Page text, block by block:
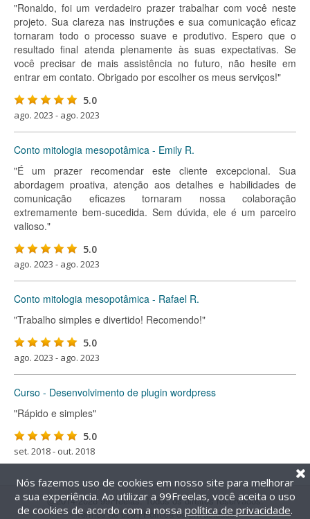
"Ronaldo, foi um verdadeiro prazer trabalhar com você neste
projeto. Sua clareza nas instruções e sua comunicação eficaz
tornaram todo o processo suave e produtivo. Espero que o
resultado final atenda plenamente às suas expectativas. Se
você precisar de mais assistência no futuro, não hesite em
entrar em contato. Obrigado por escolher os meus serviços!"
5.0
ago. 2023 - ago. 2023
Conto mitologia mesopotâmica - Emily R.
"É um prazer recomendar este cliente excepcional. Sua
abordagem proativa, atenção aos detalhes e habilidades de
comunicação eficazes tornaram nossa colaboração
extremamente bem-sucedida. Sem dúvida, ele é um parceiro
valioso."
5.0
ago. 2023 - ago. 2023
Conto mitologia mesopotâmica - Rafael R.
"Trabalho simples e divertido! Recomendo!"
5.0
ago. 2023 - ago. 2023
Curso - Desenvolvimento de plugin wordpress
"Rápido e simples"
5.0
set. 2018 - out. 2018
@2014-2026 99Freelas. Todos os direitos reservados.
Termos de uso| Política de privacidade
Nós fazemos uso de cookies em nosso site para melhorar
a sua experiência. Ao utilizar a 99Freelas, você aceita o uso
de cookies de acordo com a nossa política de privacidade.